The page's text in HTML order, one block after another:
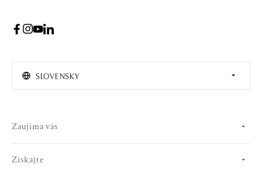
SLOVENSKY
Zaujíma vás
Získajte